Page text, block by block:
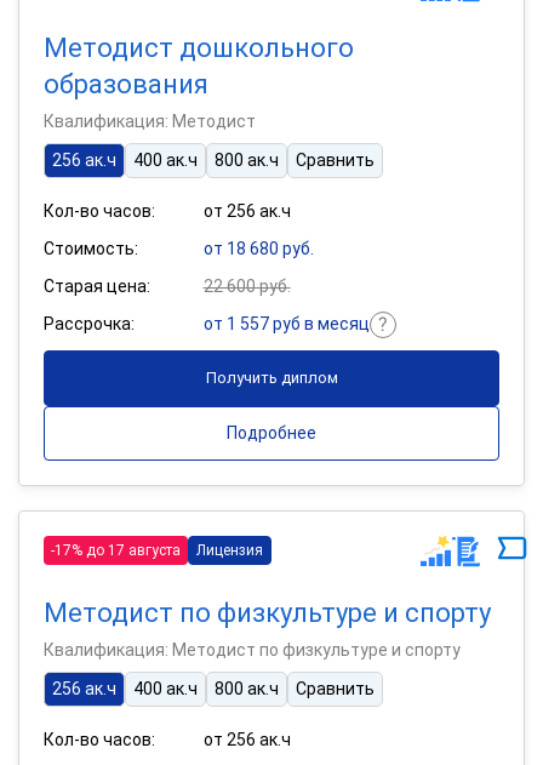
Методист дошкольного
образования
Квалификация: Методист
256 ак.ч
400 ак.ч 800 ак.ч Сравнить
Кол-во часов:
от 256 ак.ч
Стоимость:
от 18 680 руб.
Старая цена:
22 600 руб.
Рассрочка:
от 1 557 руб в месяц
Получить диплом
Подробнее
-17% до 17 августа Лицензия
Методист по физкультуре и спорту
Квалификация: Методист по физкультуре и спорту
256 ак.ч
400 ак.ч 800 ак.ч Сравнить
Кол-во часов: от 256 ак.ч